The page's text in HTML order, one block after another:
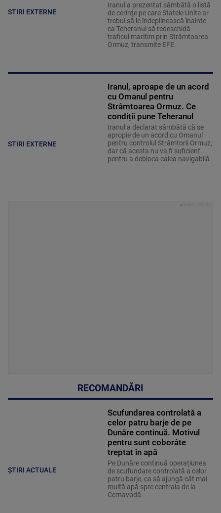
STIRI EXTERNE
Iranul a prezentat sâmbătă o listă
de cerinţe pe care Statele Unite ar
trebui să le îndeplinească înainte
ca Teheranul să redeschidă
traficul maritim prin Strâmtoarea
Ormuz, transmite EFE.
STIRI EXTERNE
Iranul, aproape de un acord
cu Omanul pentru
Strâmtoarea Ormuz. Ce
condiții pune Teheranul
Iranul a declarat sâmbătă că se
apropie de un acord cu Omanul
pentru controlul Strâmtorii Ormuz,
dar că acesta nu va fi suficient
pentru a debloca calea navigabilă.
RECOMANDĂRI
ȘTIRI ACTUALE
Scufundarea controlată a
celor patru barje de pe
Dunăre continuă. Motivul
pentru sunt coborâte
treptat în apă
Pe Dunăre continuă operațiunea
de scufundare controlată a celor
patru barje, ca să ajungă cât mai
multă apă spre centrala de la
Cernavodă.